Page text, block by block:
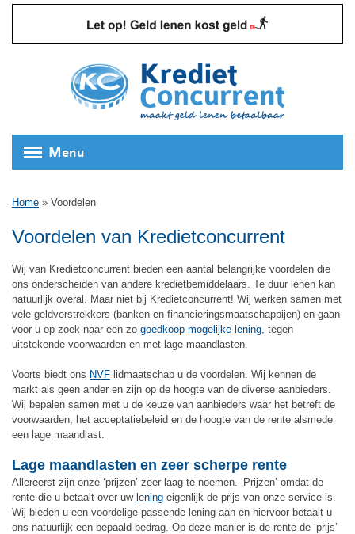
Menu
Home » Voordelen
Voordelen van Kredietconcurrent
Wij van Kredietconcurrent bieden een aantal belangrijke voordelen die
ons onderscheiden van andere kredietbemiddelaars. Te duur lenen kan
natuurlijk overal. Maar niet bij Kredietconcurrent! Wij werken samen met
vele geldverstrekkers (banken en financieringsmaatschappijen) en gaan
voor u op zoek naar een zo goedkoop mogelijke lening , tegen
uitstekende voorwaarden en met lage maandlasten.
Voorts biedt ons NVF lidmaatschap u de voordelen. Wij kennen de
markt als geen ander en zijn op de hoogte van de diverse aanbieders.
Wij bepalen samen met u de keuze van aanbieders waar het betreft de
voorwaarden, het acceptatiebeleid en de hoogte van de rente alsmede
een lage maandlast.
Lage maandlasten en zeer scherpe rente
Allereerst zijn onze ‘prijzen’ zeer laag te noemen. ‘Prijzen’ omdat de
rente die u betaalt over uw lening eigenlijk de prijs van onze service is.
Wij bieden u een voordelige passende lening aan en hiervoor betaalt u
ons natuurlijk een bepaald bedrag. Op deze manier is de rente de ‘prijs’